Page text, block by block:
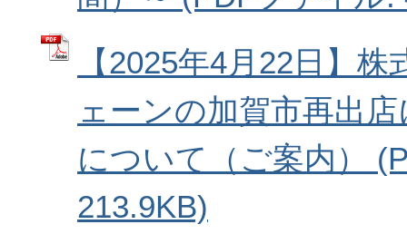
【2025年4月22日】
ェーンの加賀市再出
について（ご案内）
213.9KB)